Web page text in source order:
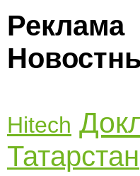
Реклама
Hitech
Татарстан